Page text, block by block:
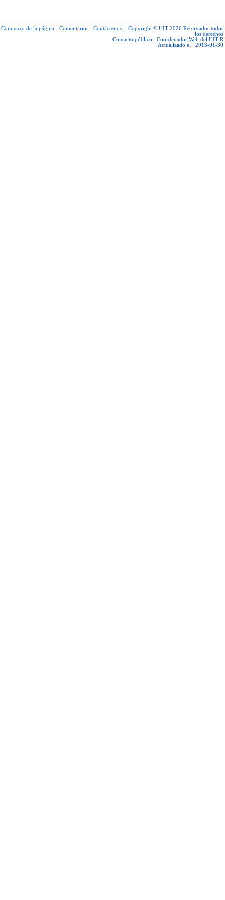
Comienzo de la página - Comentarios - Contáctenos - Copyright © UIT 2026 Reservados todos
los derechos
Contacto público : Coordenador Web del UIT-R
Actualizado el : 2013-01-30